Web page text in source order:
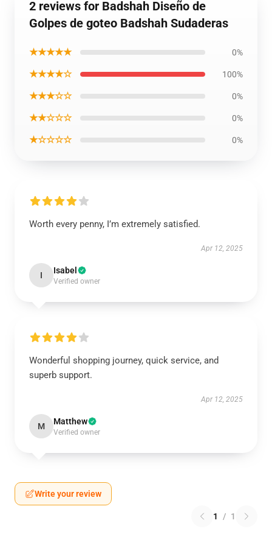
2 reviews for Badshah Diseño de
Golpes de goteo Badshah Sudaderas
★★★★★ 0%
★★★★☆ 100%
★★★☆☆ 0%
★★☆☆☆ 0%
★☆☆☆☆ 0%
Worth every penny, I’m extremely satisfied.
Apr 12, 2025
I Isabel
Verified owner
Wonderful shopping journey, quick service, and
superb support.
Apr 12, 2025
M Matthew
Verified owner
Write your review
1 / 1